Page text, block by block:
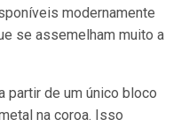
modernamente
se assemelham muito a
partir de um único bloco
na coroa. Isso